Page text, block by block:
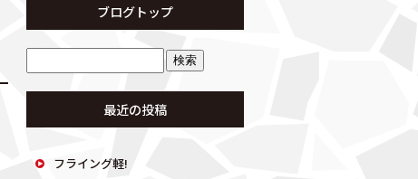
ブログトップ
最近の投稿
フライング軽!